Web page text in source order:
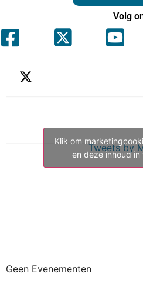
Volg
Tweets by
Klik om
en deze inhoud in
Geen Evenementen